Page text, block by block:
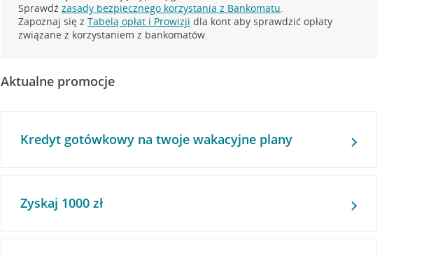
Sprawdźzasady bezpiecznego korzystania z Bankomatu.
Zapoznaj się zTabelą opłat i Prowizji dla kont aby sprawdzić opłaty
związane z korzystaniem z bankomatów.
Aktualne promocje
Kredyt gotówkowy na twoje wakacyjne plany
Zyskaj 1000 zł